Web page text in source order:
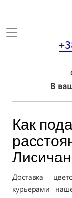
Toggle
В
Как
Доставка
курьерами